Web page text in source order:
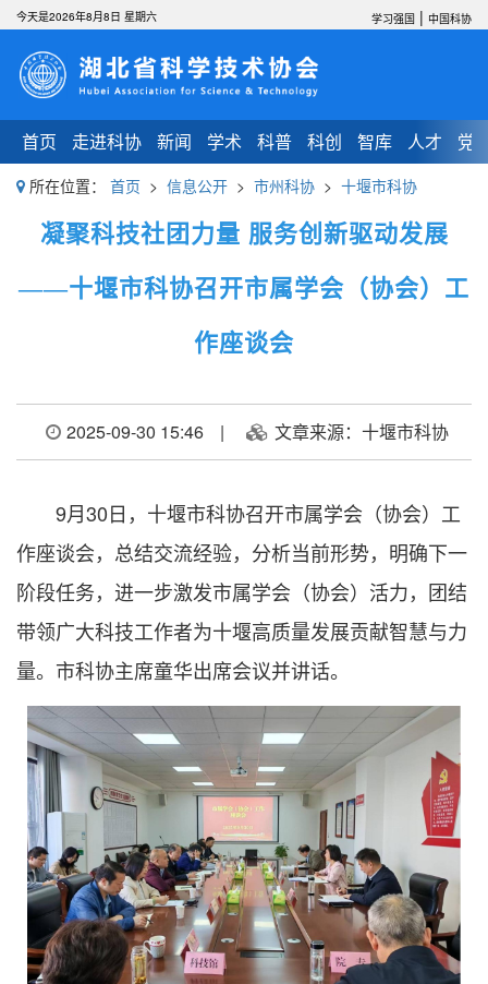
首页 走进科协 新闻 学术 科普 科创 智库 人才 党
今天是2026年8月8日 星期六 学习强国 | 中国科协
所在位置： 首页 > 信息公开 > 市州科协 > 十堰市科协
凝聚科技社团力量 服务创新驱动发展
——十堰市科协召开市属学会（协会）工
作座谈会
2025-09-30 15:46 | 文章来源：十堰市科协
9月30日，十堰市科协召开市属学会（协会）工
作座谈会，总结交流经验，分析当前形势，明确下一
阶段任务，进一步激发市属学会（协会）活力，团结
带领广大科技工作者为十堰高质量发展贡献智慧与力
量。市科协主席童华出席会议并讲话。